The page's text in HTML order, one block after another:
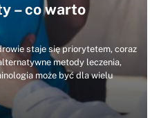
– co warto
staje się priorytetem, coraz
metody leczenia,
może być dla wielu